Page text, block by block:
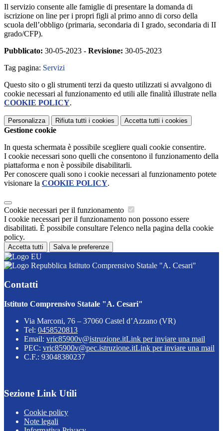
Il servizio consente alle famiglie di presentare la domanda di
iscrizione on line per i propri figli al primo anno di corso della
scuola dell’obbligo (primaria, secondaria di I grado, secondaria di II
grado/CFP).
Pubblicato: 30-05-2023 - Revisione: 30-05-2023
Tag pagina: Servizi
Questo sito o gli strumenti terzi da questo utilizzati si avvalgono di
cookie necessari al funzionamento ed utili alle finalità illustrate nella
COOKIE POLICY.
Personalizza Rifiuta tutti i cookies Accetta tutti i cookies
Gestione cookie
In questa schermata è possibile scegliere quali cookie consentire.
I cookie necessari sono quelli che consentono il funzionamento della
piattaforma e non è possibile disabilitarli.
Per conoscere quali sono i cookie necessari al funzionamento potete
visionare la COOKIE POLICY.
Cookie necessari per il funzionamento
I cookie necessari per il funzionamento non possono essere
disabilitati. È possibile consultare l'elenco nella pagina della cookie
policy.
Accetta tutti Salva le preferenze
Istituto Comprensivo Statale "A. Cesari"
Contatti
Istituto Comprensivo Statale "A. Cesari"
Via Marconi, 76 – 37060 Castel d’Azzano (VR)
Tel: 0458520813
Email: vric85900v@istruzione.itLink per inviare una mail
PEC: vric85900v@pec.istruzione.itLink per inviare una mail
C.F.: 93048380237
Sezione Link Utili
Cookie policy
Note legali